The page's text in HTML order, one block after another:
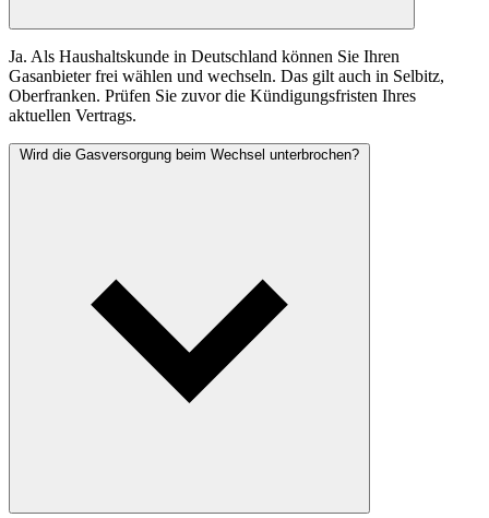
Ja. Als Haushaltskunde in Deutschland können Sie Ihren
Gasanbieter frei wählen und wechseln. Das gilt auch in Selbitz,
Oberfranken. Prüfen Sie zuvor die Kündigungsfristen Ihres
aktuellen Vertrags.
Wird die Gasversorgung beim Wechsel unterbrochen?